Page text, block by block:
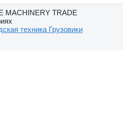
MACHINERY TRADE
техника Грузовики